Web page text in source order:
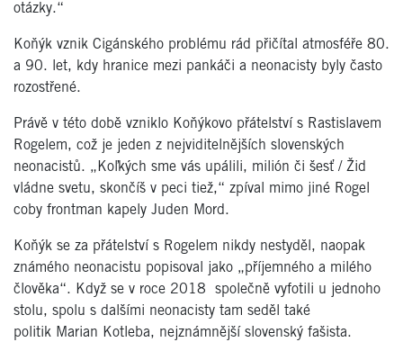
otázky.“
Koňýk vznik Cigánského problému rád přičítal atmosféře 80.
a 90. let, kdy hranice mezi pankáči a neonacisty byly často
rozostřené.
Právě v této době vzniklo Koňýkovo přátelství s Rastislavem
Rogelem, což je jeden z nejviditelnějších slovenských
neonacistů. „Koľkých sme vás upálili, milión či šesť / Žid
vládne svetu, skončíš v peci tiež,“ zpíval mimo jiné Rogel
coby frontman kapely Juden Mord.
Koňýk se za přátelství s Rogelem nikdy nestyděl, naopak
známého neonacistu popisoval jako „příjemného a milého
člověka“. Když se v roce 2018 společně vyfotili u jednoho
stolu, spolu s dalšími neonacisty tam seděl také
politik Marian Kotleba, nejznámnější slovenský fašista.